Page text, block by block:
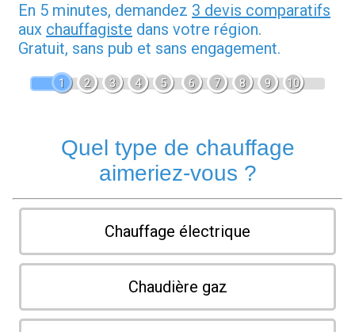
En 5 minutes, demandez 3 devis comparatifs
aux chauffagiste dans votre région.
Gratuit, sans pub et sans engagement.
1 2 3 4 5 6 7 8 9 10
Quel type de chauffage
aimeriez-vous ?
Chauffage électrique
Chaudière gaz